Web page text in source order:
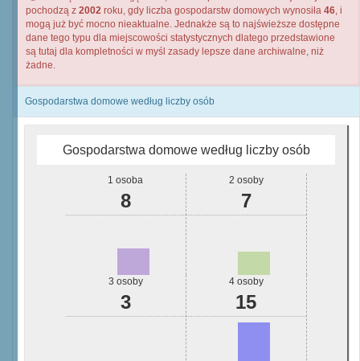
pochodzą z 2002 roku, gdy liczba gospodarstw domowych wynosiła 46, i
mogą już być mocno nieaktualne. Jednakże są to najświeższe dostępne
dane tego typu dla miejscowości statystycznych dlatego przedstawione
są tutaj dla kompletności w myśl zasady lepsze dane archiwalne, niż
żadne.
Gospodarstwa domowe według liczby osób
Gospodarstwa domowe według liczby osób
1 osoba
8
2 osoby
7
3 osoby
3
4 osoby
15